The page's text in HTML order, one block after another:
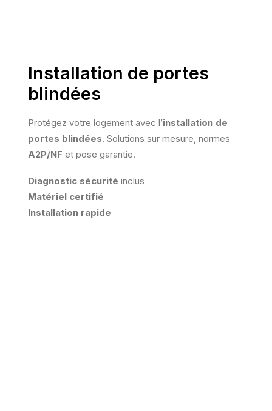
Installation de portes
blindées
Protégez votre logement avec l’installation de
portes blindées. Solutions sur mesure, normes
A2P/NF et pose garantie.
Diagnostic sécurité inclus
Matériel certifié
Installation rapide